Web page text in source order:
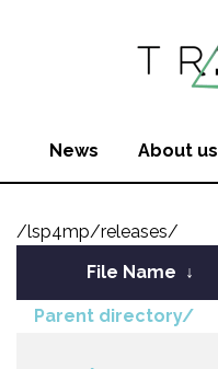
News About us
/lsp4mp/releases/
File Name ↓
Parent directory/